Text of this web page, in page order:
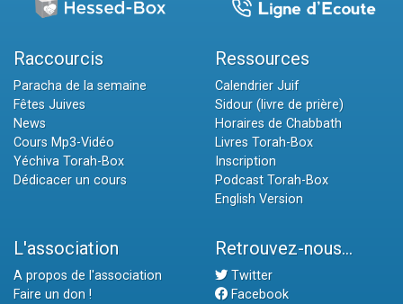
Raccourcis
Paracha de la semaine
Fêtes Juives
News
Cours Mp3-Vidéo
Yéchiva Torah-Box
Dédicacer un cours
Ressources
Calendrier Juif
Sidour (livre de prière)
Horaires de Chabbath
Livres Torah-Box
Inscription
Podcast Torah-Box
English Version
L'association
A propos de l'association
Faire un don !
Retrouvez-nous...
Twitter
Facebook